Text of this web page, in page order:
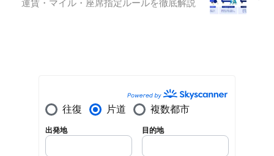
運賃・マイル・座席指定ルールを徹底解説